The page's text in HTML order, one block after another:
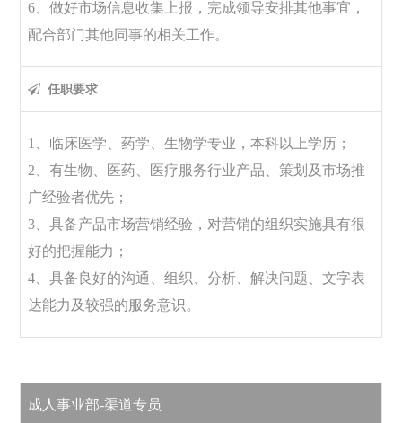
6、做好市场信息收集上报，完成领导安排其他事宜，
配合部门其他同事的相关工作。
任职要求
1、临床医学、药学、生物学专业，本科以上学历；
2、有生物、医药、医疗服务行业产品、策划及市场推
广经验者优先；
3、具备产品市场营销经验，对营销的组织实施具有很
好的把握能力；
4、具备良好的沟通、组织、分析、解决问题、文字表
达能力及较强的服务意识。
成人事业部-渠道专员